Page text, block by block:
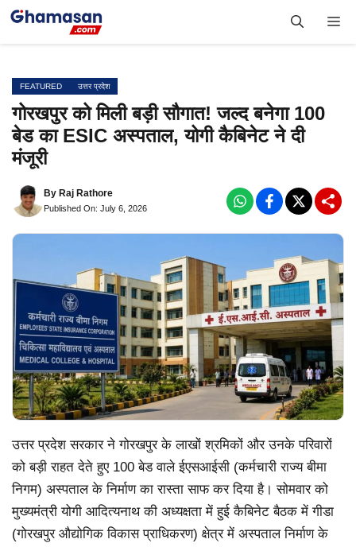
Skip
FEATURED उत्तर प्रदेश
गोरखपुर को मिली बड़ी सौगात! जल्द बनेगा 100
बेड का ESIC अस्पताल, योगी कैबिनेट ने दी
मंजूरी
By Raj Rathore
Published On: July 6, 2026
उत्तर प्रदेश सरकार ने गोरखपुर के लाखों श्रमिकों और उनके परिवारों
को बड़ी राहत देते हुए 100 बेड वाले ईएसआईसी (कर्मचारी राज्य बीमा
निगम) अस्पताल के निर्माण का रास्ता साफ कर दिया है। सोमवार को
मुख्यमंत्री योगी आदित्यनाथ की अध्यक्षता में हुई कैबिनेट बैठक में गीडा
(गोरखपुर औद्योगिक विकास प्राधिकरण) क्षेत्र में अस्पताल निर्माण के